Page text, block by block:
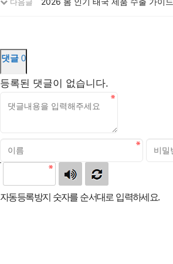
댓글 0
등록된 댓글이 없습니다.
자동등록방지 숫자를 순서대로 입력하세요.